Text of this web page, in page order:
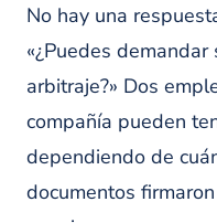
No hay una
«¿Puedes
arbitraje?» Dos
compañía pueden
dependiendo de
documentos